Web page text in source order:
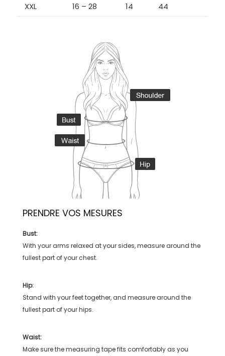
XXL
16 – 28 14 44
PRENDRE VOS MESURES
Bust:
With your arms relaxed at your sides, measure around the
fullest part of your chest.
Hip:
Stand with your feet together, and measure around the
fullest part of your hips.
Waist:
Make sure the measuring tape fits comfortably as you